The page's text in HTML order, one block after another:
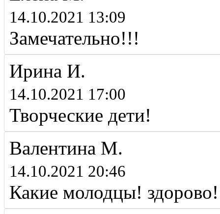
14.10.2021 13:09
Замечательно!!!
Ирина И.
14.10.2021 17:00
Творческие дети!
Валентина М.
14.10.2021 20:46
Какие молодцы! здорово!